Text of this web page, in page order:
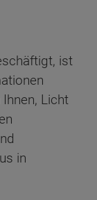
ist
Licht
in